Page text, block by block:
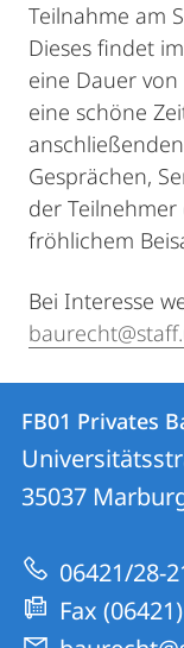
Teilnahme am
Dieses findet im
eine Dauer
eine schöne
Gesprächen,
der
fröhlichem
Bei Interesse
Kontakt
und
zur
Website
FB01
Privates
Baurecht
FB01 Privates
35037
06421/28-
Fax